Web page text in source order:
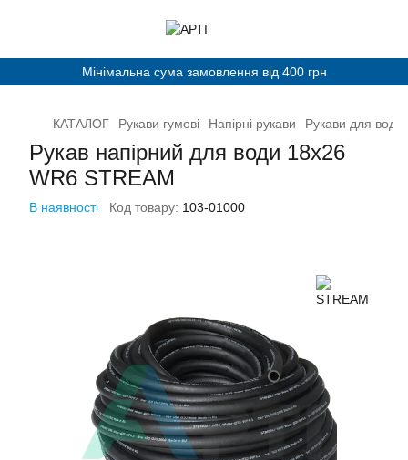
Мінімальна сума замовлення від 400 грн
КАТАЛОГ Рукави гумові Напірні рукави Рукави для води
Рукав напірний для води 18x26
WR6 STREAM
В наявності Код товару: 103-01000